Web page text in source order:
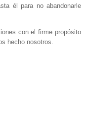
él para no abandonarle
con el firme propósito
hecho nosotros.